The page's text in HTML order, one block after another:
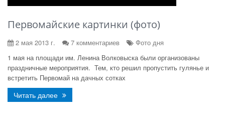
Первомайские картинки (фото)
2 мая 2013 г. 7 комментариев
Фото дня
1 мая на площади им. Ленина Волковыска были организованы
праздничные мероприятия. Тем, кто решил пропустить гулянье и
встретить Первомай на дачных сотках
Читать далее